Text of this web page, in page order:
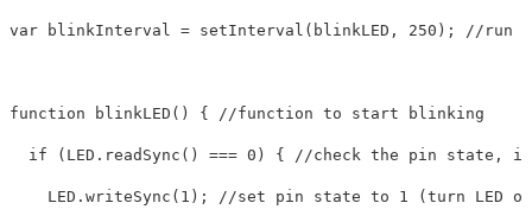
var blinkInterval = setInterval(blinkLED, 250); //run
function blinkLED() { //function to start blinking
if (LED.readSync() === 0) { //check the pin state,
LED.writeSync(1); //set pin state to 1 (turn LED